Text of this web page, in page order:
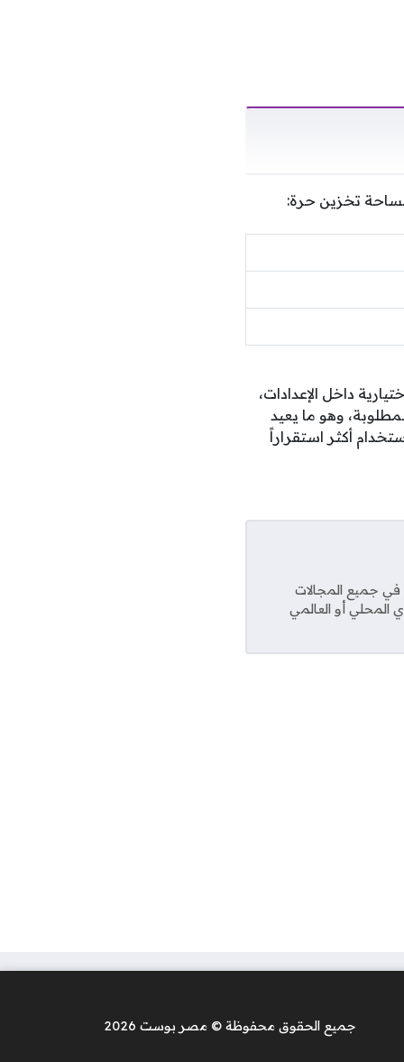
تخزين حرة:
داخل الإعدادات،
وهو ما يعيد
أكثر استقراراً
من المواقع في جميع المجالات
المحلي أو العالمي
جميع الحقوق محفوظة © مصر بوست 2026